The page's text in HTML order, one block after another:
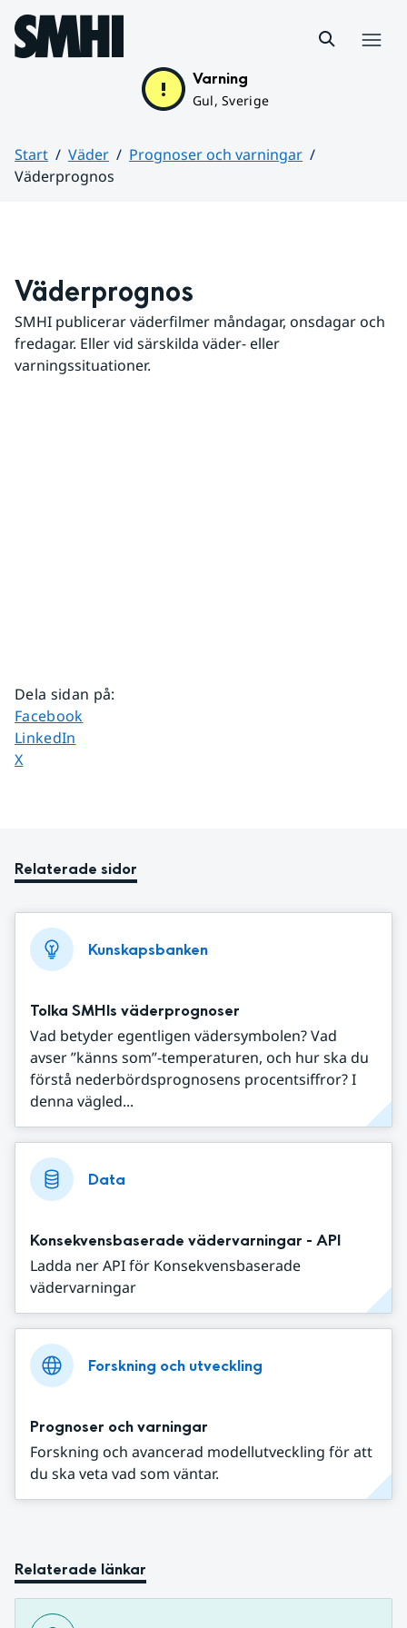
Hoppa till sidans innehåll
Varning
Gul, Sverige
Start Väder
Prognoser och varningar
Väderprognos
Väderprognos
SMHI publicerar väderfilmer måndagar, onsdagar och
fredagar. Eller vid särskilda väder- eller
varningssituationer.
Dela sidan på:
Dela sidan på
Facebook
Dela sidan på
LinkedIn
Dela sidan på
X
Relaterade sidor
Kunskapsbanken
Tolka SMHIs väderprognoser
Vad betyder egentligen vädersymbolen? Vad
avser ”känns som”-temperaturen, och hur ska du
förstå nederbördsprognosens procentsiffror? I
denna vägled...
Data
Konsekvensbaserade vädervarningar - API
Ladda ner API för Konsekvensbaserade
vädervarningar
Forskning och utveckling
Prognoser och varningar
Forskning och avancerad modellutveckling för att
du ska veta vad som väntar.
Relaterade länkar